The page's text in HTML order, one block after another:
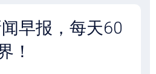
早报，每天60
！